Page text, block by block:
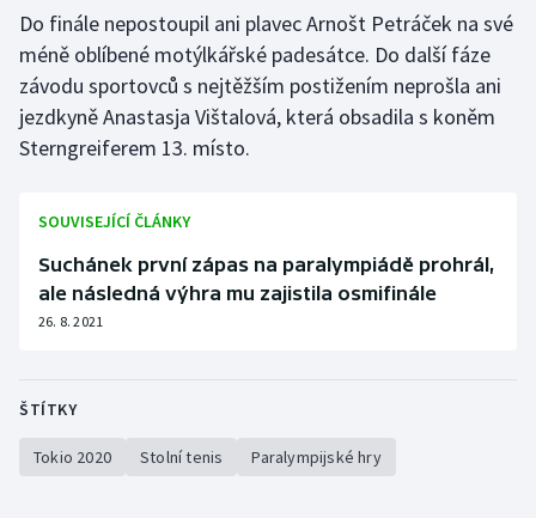
Rychlostní kanoistika
Short track
Stolní tenis
Triatlon
Vodní slalom
Volejbal
Do finále nepostoupil ani plavec Arnošt Petráček na své
méně oblíbené motýlkářské padesátce. Do další fáze
závodu sportovců s nejtěžším postižením neprošla ani
jezdkyně Anastasja Vištalová, která obsadila s koněm
Sterngreiferem 13. místo.
SOUVISEJÍCÍ ČLÁNKY
Suchánek první zápas na paralympiádě prohrál,
ale následná výhra mu zajistila osmifinále
26. 8. 2021
ŠTÍTKY
Tokio 2020 Stolní tenis Paralympijské hry